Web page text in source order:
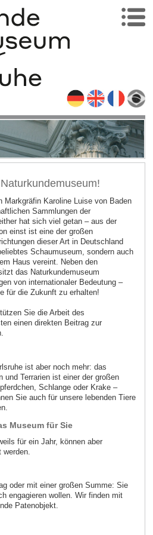
Markgräfin Karoline Luise von Baden
Sammlungen der
hat sich viel getan – aus der
einst ist eine der großen
dieser Art in Deutschland
Schaumuseum, sondern auch
Haus vereint. Neben den
das Naturkundemuseum
von internationaler Bedeutung –
für die Zukunft zu erhalten!
Sie die Arbeit des
einen direkten Beitrag zur
ist aber noch mehr: das
und Terrarien ist einer der großen
Schlange oder Krake –
Sie auch für unsere lebenden Tiere
Museum für Sie
für ein Jahr, können aber
oder mit einer großen Summe: Sie
engagieren wollen. Wir finden mit
Patenobjekt.